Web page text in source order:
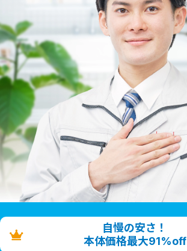
自慢の安さ！
本体価格最大91%off